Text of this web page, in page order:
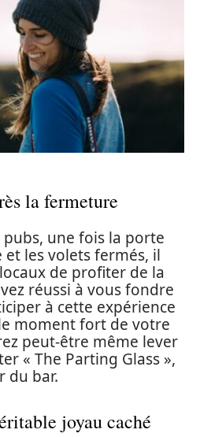
la fermeture
une fois la porte
et les volets fermés, il
de profiter de la
réussi à vous fondre
à cette expérience
moment fort de votre
peut-être même lever
« The Parting Glass »,
du bar.
joyau caché